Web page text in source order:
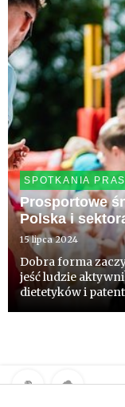
SPOTKANIA
Prosportowe
Polska i
15 lipca 2024
Dobra forma
jeść ludzie
dietetyków i